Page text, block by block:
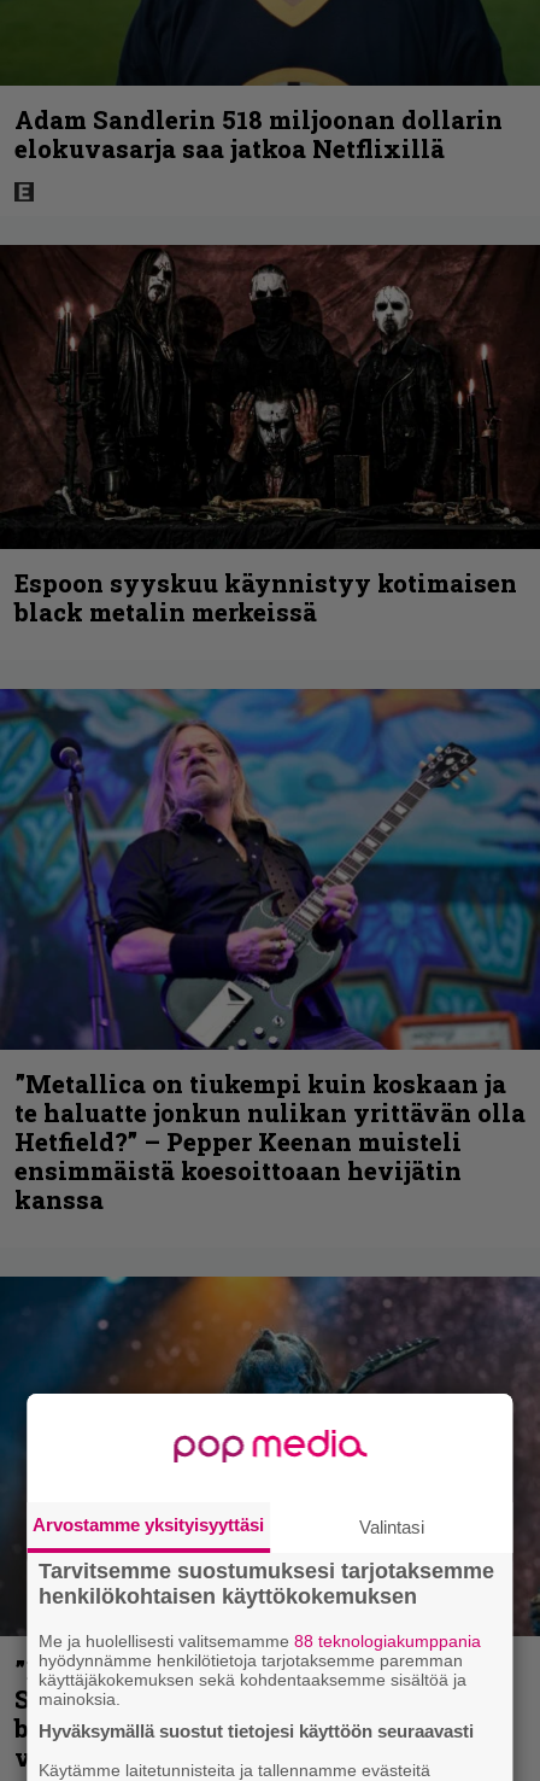
Adam Sandlerin 518 miljoonan dollarin
elokuvasarja saa jatkoa Netflixillä
Espoon syyskuu käynnistyy kotimaisen
black metalin merkeissä
”Metallica on tiukempi kuin koskaan ja
te haluatte jonkun nulikan yrittävän olla
Hetfield?” – Pepper Keenan muisteli
ensimmäistä koesoittoaan hevijätin
kanssa
”He ovat tuoneet soittoon jotain uutta” –
Sepulturan Andreas Kisser nimeää
bändin, jonka riffit ovat tehneet
vaikutuksen
Arvostamme yksityisyyttäsi Valintasi
Tarvitsemme suostumuksesi tarjotaksemme
henkilökohtaisen käyttökokemuksen
Me ja huolellisesti valitsemamme88 teknologiakumppania
hyödynnämme henkilötietoja tarjotaksemme paremman
käyttäjäkokemuksen sekä kohdentaaksemme sisältöä ja
mainoksia.
Hyväksymällä suostut tietojesi käyttöön seuraavasti
Käytämme laitetunnisteita ja tallennamme evästeitä